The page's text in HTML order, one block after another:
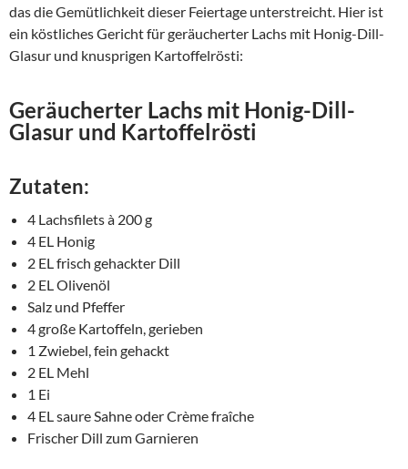
das die Gemütlichkeit dieser Feiertage unterstreicht. Hier ist
ein köstliches Gericht für geräucherter Lachs mit Honig-Dill-
Glasur und knusprigen Kartoffelrösti:
Geräucherter Lachs mit Honig-Dill-
Glasur und Kartoffelrösti
Zutaten:
4 Lachsfilets à 200 g
4 EL Honig
2 EL frisch gehackter Dill
2 EL Olivenöl
Salz und Pfeffer
4 große Kartoffeln, gerieben
1 Zwiebel, fein gehackt
2 EL Mehl
1 Ei
4 EL saure Sahne oder Crème fraîche
Frischer Dill zum Garnieren